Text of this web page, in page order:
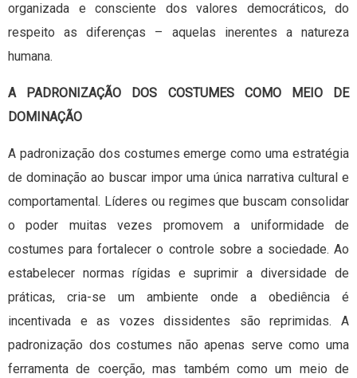
organizada e consciente dos valores democráticos, do
respeito as diferenças – aquelas inerentes a natureza
humana.
A PADRONIZAÇÃO DOS COSTUMES COMO MEIO DE
DOMINAÇÃO
A padronização dos costumes emerge como uma estratégia
de dominação ao buscar impor uma única narrativa cultural e
comportamental. Líderes ou regimes que buscam consolidar
o poder muitas vezes promovem a uniformidade de
costumes para fortalecer o controle sobre a sociedade. Ao
estabelecer normas rígidas e suprimir a diversidade de
práticas, cria-se um ambiente onde a obediência é
incentivada e as vozes dissidentes são reprimidas. A
padronização dos costumes não apenas serve como uma
ferramenta de coerção, mas também como um meio de